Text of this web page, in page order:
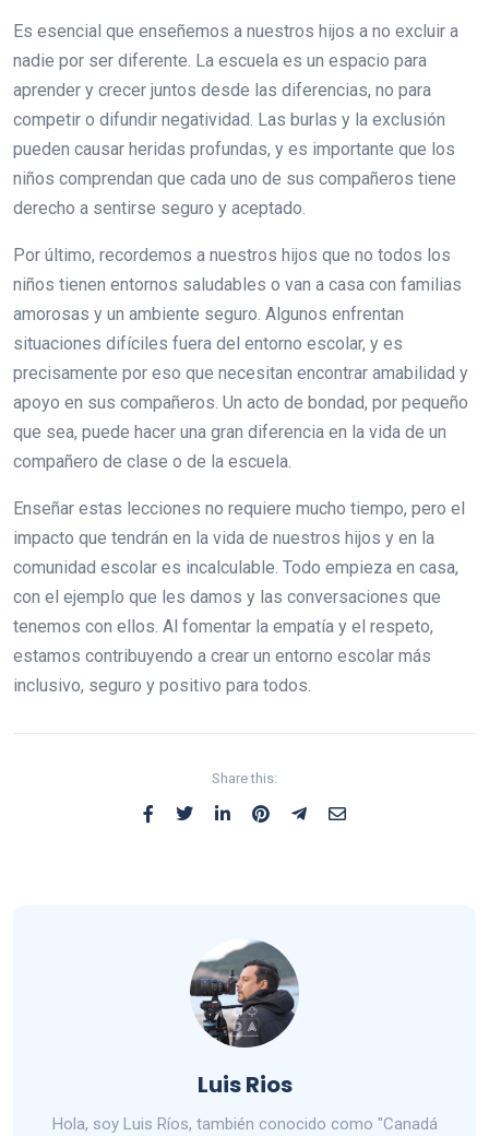
Es esencial que enseñemos a nuestros hijos a no excluir a
nadie por ser diferente. La escuela es un espacio para
aprender y crecer juntos desde las diferencias, no para
competir o difundir negatividad. Las burlas y la exclusión
pueden causar heridas profundas, y es importante que los
niños comprendan que cada uno de sus compañeros tiene
derecho a sentirse seguro y aceptado.
Por último, recordemos a nuestros hijos que no todos los
niños tienen entornos saludables o van a casa con familias
amorosas y un ambiente seguro. Algunos enfrentan
situaciones difíciles fuera del entorno escolar, y es
precisamente por eso que necesitan encontrar amabilidad y
apoyo en sus compañeros. Un acto de bondad, por pequeño
que sea, puede hacer una gran diferencia en la vida de un
compañero de clase o de la escuela.
Enseñar estas lecciones no requiere mucho tiempo, pero el
impacto que tendrán en la vida de nuestros hijos y en la
comunidad escolar es incalculable. Todo empieza en casa,
con el ejemplo que les damos y las conversaciones que
tenemos con ellos. Al fomentar la empatía y el respeto,
estamos contribuyendo a crear un entorno escolar más
inclusivo, seguro y positivo para todos.
Share this:
Luis Rios
Hola, soy Luis Ríos, también conocido como "Canadá